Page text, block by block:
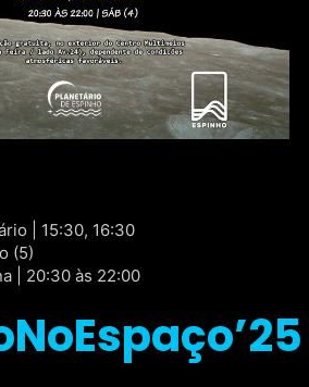
| 15:30, 16:30
(5)
| 20:30 às 22:00